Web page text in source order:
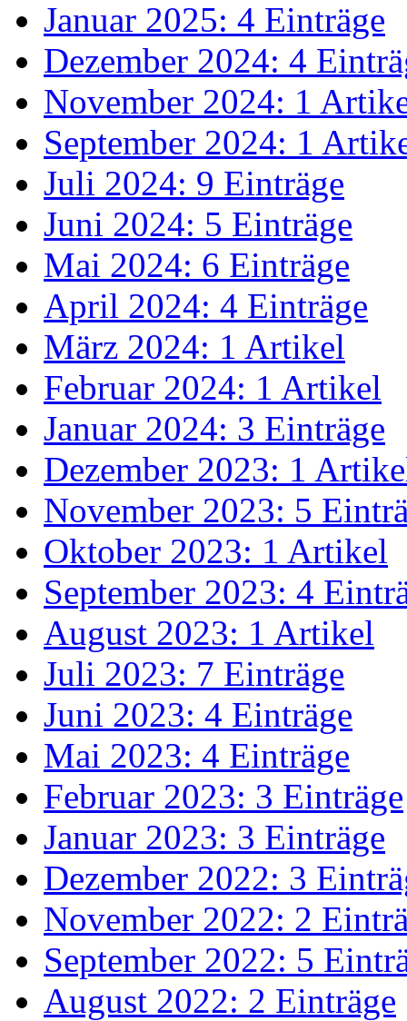
Januar 2025: 4 Einträge
Dezember 2024: 4
November 2024: 1
September 2024: 1
Juli 2024: 9 Einträge
Juni 2024: 5 Einträge
Mai 2024: 6 Einträge
April 2024: 4 Einträge
März 2024: 1 Artikel
Februar 2024: 1 Artikel
Januar 2024: 3 Einträge
Dezember 2023: 1
November 2023: 5
Oktober 2023: 1 Artikel
September 2023: 4
August 2023: 1 Artikel
Juli 2023: 7 Einträge
Juni 2023: 4 Einträge
Mai 2023: 4 Einträge
Februar 2023: 3 Einträge
Januar 2023: 3 Einträge
Dezember 2022: 3
November 2022: 2
September 2022: 5
August 2022: 2 Einträge